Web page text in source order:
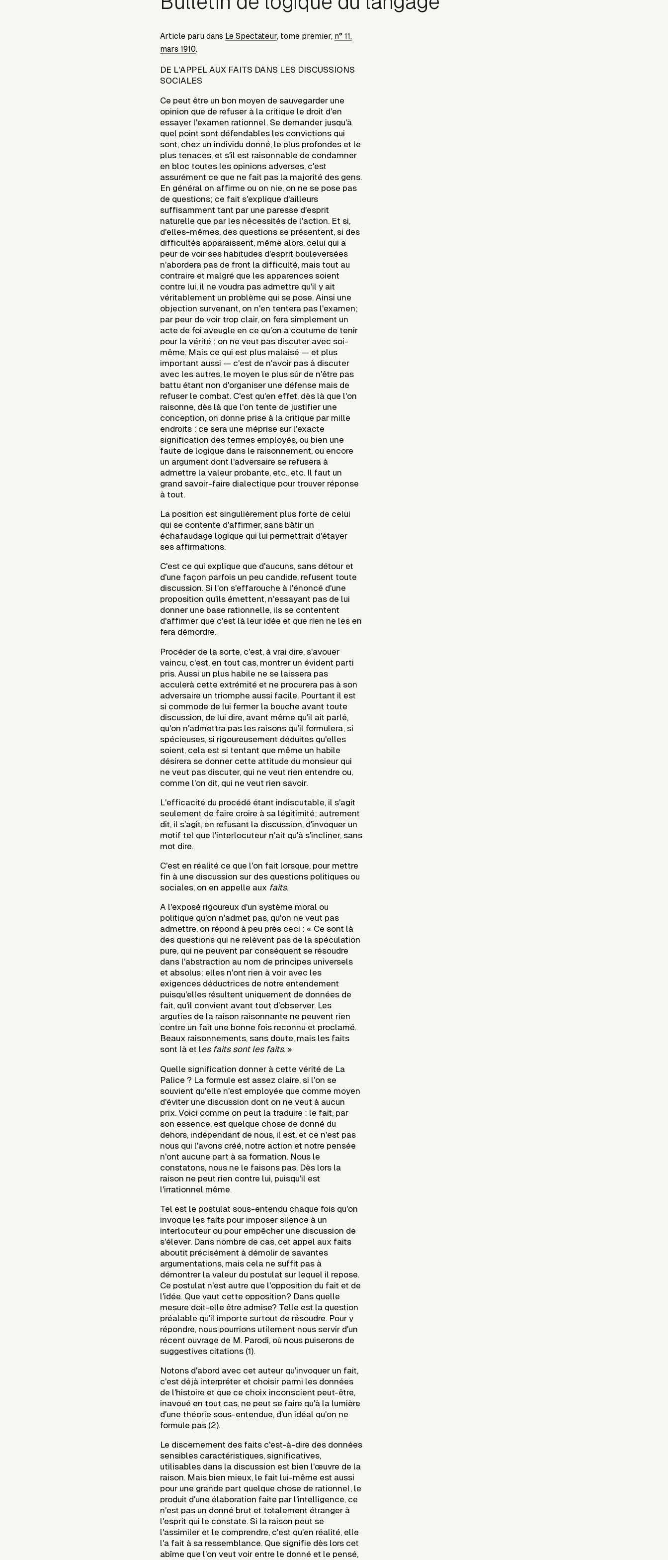
Article paru dans Le Spectateur, tome premier, n° 11,
mars 1910.
DE L'APPEL AUX FAITS DANS LES DISCUSSIONS
SOCIALES
Ce peut être un bon moyen de sauvegarder une
opinion que de refuser à la critique le droit d'en
essayer l'examen rationnel. Se demander jusqu'à
quel point sont défendables les convictions qui
sont, chez un individu donné, le plus profondes et le
plus tenaces, et s'il est raisonnable de condamner
en bloc toutes les opinions adverses, c'est
assurément ce que ne fait pas la majorité des gens.
En général on affirme ou on nie, on ne se pose pas
de questions; ce fait s'explique d'ailleurs
suffisamment tant par une paresse d'esprit
naturelle que par les nécessités de l'action. Et si,
d'elles-mêmes, des questions se présentent, si des
difficultés apparaissent, même alors, celui qui a
peur de voir ses habitudes d'esprit bouleversées
n'abordera pas de front la difficulté, mais tout au
contraire et malgré que les apparences soient
contre lui, il ne voudra pas admettre qu'il y ait
véritablement un problème qui se pose. Ainsi une
objection survenant, on n'en tentera pas l'examen;
par peur de voir trop clair, on fera simplement un
acte de foi aveugle en ce qu'on a coutume de tenir
pour la vérité : on ne veut pas discuter avec soi-
même. Mais ce qui est plus malaisé — et plus
important aussi — c'est de n'avoir pas à discuter
avec les autres, le moyen le plus sûr de n'être pas
battu étant non d'organiser une défense mais de
refuser le combat. C'est qu'en effet, dès là que l'on
raisonne, dès là que l'on tente de justifier une
conception, on donne prise à la critique par mille
endroits : ce sera une méprise sur l'exacte
signification des termes employés, ou bien une
faute de logique dans le raisonnement, ou encore
un argument dont l'adversaire se refusera à
admettre la valeur probante, etc., etc. Il faut un
grand savoir-faire dialectique pour trouver réponse
à tout.
La position est singulièrement plus forte de celui
qui se contente d'affirmer, sans bâtir un
échafaudage logique qui lui permettrait d'étayer
ses affirmations.
C'est ce qui explique que d'aucuns, sans détour et
d'une façon parfois un peu candide, refusent toute
discussion. Si l'on s'effarouche à l'énoncé d'une
proposition qu'ils émettent, n'essayant pas de lui
donner une base rationnelle, ils se contentent
d'affirmer que c'est là leur idée et que rien ne les en
fera démordre.
Procéder de la sorte, c'est, à vrai dire, s'avouer
vaincu, c'est, en tout cas, montrer un évident parti
pris. Aussi un plus habile ne se laissera pas
acculerà cette extrémité et ne procurera pas à son
adversaire un triomphe aussi facile. Pourtant il est
si commode de lui fermer la bouche avant toute
discussion, de lui dire, avant même qu'il ait parlé,
qu'on n'admettra pas les raisons qu'il formulera, si
spécieuses, si rigoureusement déduites qu'elles
soient, cela est si tentant que même un habile
désirera se donner cette attitude du monsieur qui
ne veut pas discuter, qui ne veut rien entendre ou,
comme l'on dit, qui ne veut rien savoir.
L'efficacité du procédé étant indiscutable, il s'agit
seulement de faire croire à sa légitimité; autrement
dit, il s'agit, en refusant la discussion, d'invoquer un
motif tel que l'interlocuteur n'ait qu'à s'incliner, sans
mot dire.
C'est en réalité ce que l'on fait lorsque, pour mettre
fin à une discussion sur des questions politiques ou
sociales, on en appelle aux faits.
A l'exposé rigoureux d'un système moral ou
politique qu'on n'admet pas, qu'on ne veut pas
admettre, on répond à peu près ceci : « Ce sont là
des questions qui ne relèvent pas de la spéculation
pure, qui ne peuvent par conséquent se résoudre
dans l'abstraction au nom de principes universels
et absolus; elles n'ont rien à voir avec les
exigences déductrices de notre entendement
puisqu'elles résultent uniquement de données de
fait, qu'il convient avant tout d'observer. Les
arguties de la raison raisonnante ne peuvent rien
contre un fait une bonne fois reconnu et proclamé.
Beaux raisonnements, sans doute, mais les faits
sont là et les faits sont les faits. »
Quelle signification donner à cette vérité de La
Palice ? La formule est assez claire, si l'on se
souvient qu'elle n'est employée que comme moyen
d'éviter une discussion dont on ne veut à aucun
prix. Voici comme on peut la traduire : le fait, par
son essence, est quelque chose de donné du
dehors, indépendant de nous, il est, et ce n'est pas
nous qui l'avons créé, notre action et notre pensée
n'ont aucune part à sa formation. Nous le
constatons, nous ne le faisons pas. Dès lors la
raison ne peut rien contre lui, puisqu'il est
l'irrationnel même.
Tel est le postulat sous-entendu chaque fois qu'on
invoque les faits pour imposer silence à un
interlocuteur ou pour empêcher une discussion de
s'élever. Dans nombre de cas, cet appel aux faits
aboutit précisément à démolir de savantes
argumentations, mais cela ne suffit pas à
démontrer la valeur du postulat sur lequel il repose.
Ce postulat n'est autre que l'opposition du fait et de
l'idée. Que vaut cette opposition? Dans quelle
mesure doit-elle être admise? Telle est la question
préalable qu'il importe surtout de résoudre. Pour y
répondre, nous pourrions utilement nous servir d'un
récent ouvrage de M. Parodi, où nous puiserons de
suggestives citations (1).
Notons d'abord avec cet auteur qu'invoquer un fait,
c'est déjà interpréter et choisir parmi les données
de l'histoire et que ce choix inconscient peut-être,
inavoué en tout cas, ne peut se faire qu'à la lumière
d'une théorie sous-entendue, d'un idéal qu'on ne
formule pas (2).
Le discernement des faits c'est-à-dire des données
sensibles caractéristiques, significatives,
utilisables dans la discussion est bien l'œuvre de la
raison. Mais bien mieux, le fait lui-même est aussi
pour une grande part quelque chose de rationnel, le
produit d'une élaboration faite par l'intelligence, ce
n'est pas un donné brut et totalement étranger à
l'esprit qui le constate. Si la raison peut se
l'assimiler et le comprendre, c'est qu'en réalité, elle
l'a fait à sa ressemblance. Que signifie dès lors cet
abîme que l'on veut voir entre le donné et le pensé,